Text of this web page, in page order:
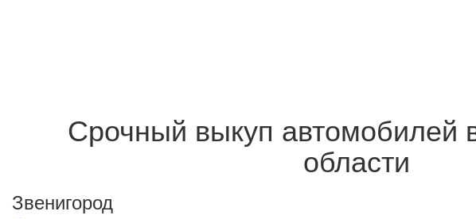
Срочный выкуп автомобилей
области
Звенигород